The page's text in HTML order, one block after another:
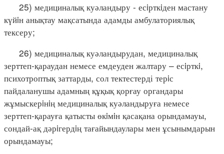
25) медициналық куәландыру - есiрткiден мастану
күйiн анықтау мақсатында адамды амбулаториялық
тексеру;
26) медициналық куәландырудан, медициналық
зерттеп-қараудан немесе емдеуден жалтару – есiрткi,
психотроптық заттарды, сол тектестерді терiс
пайдаланушы адамның құқық қорғау органдары
жұмыскерiнiң медициналық куәландыруға немесе
зерттеп-қарауға қатысты өкiмiн қасақана орындамауы,
сондай-ақ дәрiгердiң тағайындаулары мен ұсынымдарын
орындамауы;